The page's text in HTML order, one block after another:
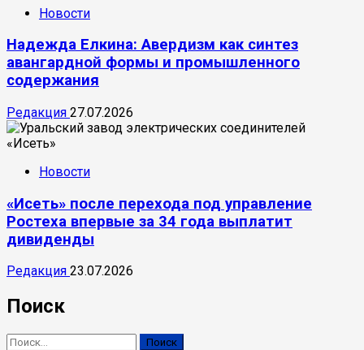
Новости
Надежда Елкина: Авердизм как синтез
авангардной формы и промышленного
содержания
Редакция 27.07.2026
Новости
«Исеть» после перехода под управление
Ростеха впервые за 34 года выплатит
дивиденды
Редакция 23.07.2026
Поиск
Найти: